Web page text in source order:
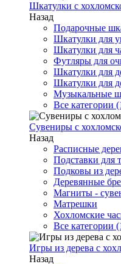
Шкатулки с
Назад
Подарочные
Шкатулки для
Шкатулки для
Футляры для
Шкатулки для
Шкатулки для
Музыкальные
Все категории
Сувениры с
Назад
Расписные
Подставки для
Подковы из
Деревянные
Магниты -
Матрешки
Хохломские
Все категории
Игры из дерева с
Назад